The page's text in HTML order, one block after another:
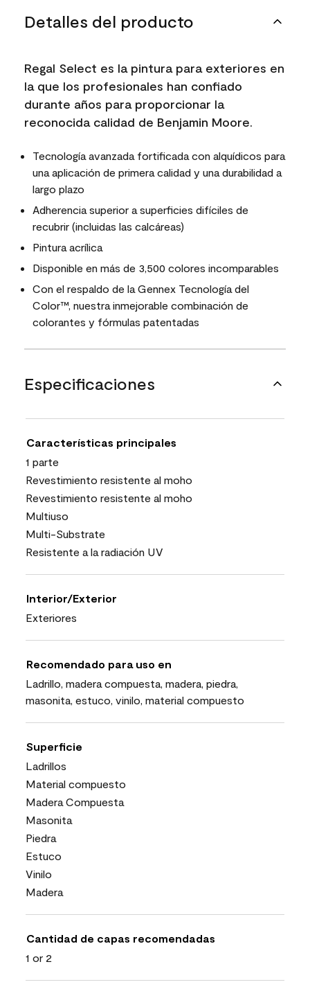
Detalles del producto
Regal Select es la pintura para exteriores en
la que los profesionales han confiado
durante años para proporcionar la
reconocida calidad de Benjamin Moore.
Tecnología avanzada fortificada con alquídicos para
una aplicación de primera calidad y una durabilidad a
largo plazo
Adherencia superior a superficies difíciles de
recubrir (incluidas las calcáreas)
Pintura acrílica
Disponible en más de 3,500 colores incomparables
Con el respaldo de la Gennex Tecnología del
Color™, nuestra inmejorable combinación de
colorantes y fórmulas patentadas
Especificaciones
Características principales
1 parte
Revestimiento resistente al moho
Revestimiento resistente al moho
Multiuso
Multi-Substrate
Resistente a la radiación UV
Interior/Exterior
Exteriores
Recomendado para uso en
Ladrillo, madera compuesta, madera, piedra,
masonita, estuco, vinilo, material compuesto
Superficie
Ladrillos
Material compuesto
Madera Compuesta
Masonita
Piedra
Estuco
Vinilo
Madera
Cantidad de capas recomendadas
1 or 2